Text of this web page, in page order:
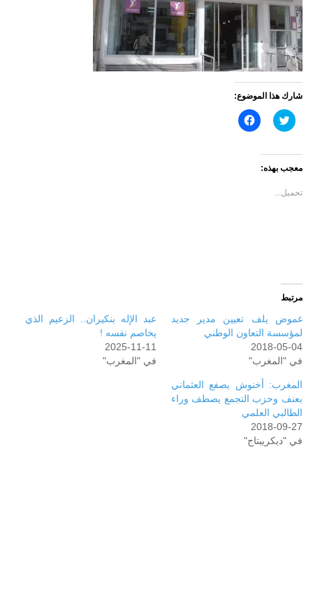
شارك هذا الموضوع:
اضغط
للمشاركة
(فتح
في
نافذة
انقر
للمشاركة
معجب بهذه:
تحميل...
مرتبط
غموض يلف تعيين مدير جديد
لمؤسسة التعاون الوطني
2018-05-04
في "المغرب"
عبد الإله بنكيران.. الزعيم الذي
يخاصم نفسه !
2025-11-11
في "المغرب"
المغرب: أخنوش يصفع العثماني
بعنف وحزب التجمع يصطف وراء
الطالبي العلمي
2018-09-27
في "ديكريبتاج"